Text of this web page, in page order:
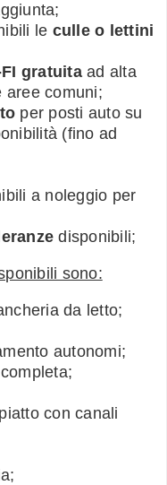
le culle o lettini
gratuitaad alta
aree comuni;
per posti auto su
(fino ad
a noleggio per
disponibili;
sono:
da letto;
autonomi;
con canali